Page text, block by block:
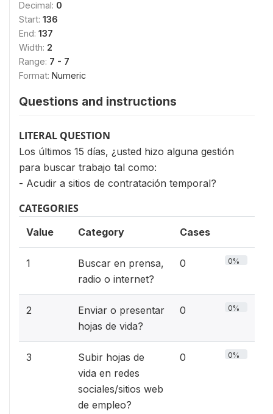
Decimal: 0
Start: 136
End: 137
Width: 2
Range: 7 - 7
Format: Numeric
Questions and instructions
LITERAL QUESTION
Los últimos 15 días, ¿usted hizo alguna gestión
para buscar trabajo tal como:
- Acudir a sitios de contratación temporal?
CATEGORIES
Value Category Cases
1
Buscar en prensa,
radio o internet?
0 0%
2
Enviar o presentar
hojas de vida?
0 0%
3
Subir hojas de
vida en redes
sociales/sitios web
de empleo?
0 0%